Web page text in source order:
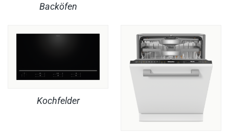
Backöfen
Kochfelder